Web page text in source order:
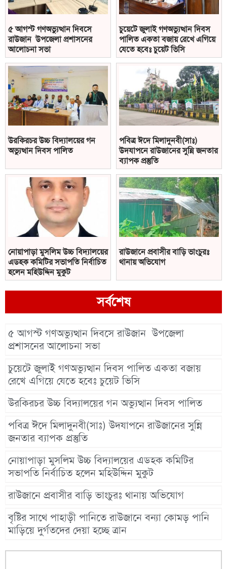
৫ আগস্ট গণঅভ্যুত্থান দিবসে
রাউজান উপজেলা প্রশাসনের
আলোচনা সভা
চুয়েটে জুলাই গণঅভ্যুত্থান দিবস
পালিত একতা বজায় রেখে এগিয়ে
যেতে হবেঃ চুয়েট ভিসি
উরকিরচর উচ্চ বিদ্যালয়ের গন
অভ্যুত্থান দিবস পালিত
পবিত্র ঈদে মিলাদুনবী(সাঃ)
উদযাপনে রাউজানের সুন্নি জনতার
ব্যাপক প্রস্তুতি
নোয়াপাড়া মুসলিম উচ্চ বিদ্যালয়ের
এডহক কমিটির সভাপতি নির্বাচিত
হলেন মহিউদ্দিন মুকুট
রাউজানে প্রবাসীর বাড়ি ভাংচুরঃ
থানায় অভিযোগ
সর্বশেষ
৫ আগস্ট গণঅভ্যুত্থান দিবসে রাউজান উপজেলা
প্রশাসনের আলোচনা সভা
চুয়েটে জুলাই গণঅভ্যুত্থান দিবস পালিত একতা বজায়
রেখে এগিয়ে যেতে হবেঃ চুয়েট ভিসি
উরকিরচর উচ্চ বিদ্যালয়ের গন অভ্যুত্থান দিবস পালিত
পবিত্র ঈদে মিলাদুনবী(সাঃ) উদযাপনে রাউজানের সুন্নি
জনতার ব্যাপক প্রস্তুতি
নোয়াপাড়া মুসলিম উচ্চ বিদ্যালয়ের এডহক কমিটির
সভাপতি নির্বাচিত হলেন মহিউদ্দিন মুকুট
রাউজানে প্রবাসীর বাড়ি ভাংচুরঃ থানায় অভিযোগ
বৃষ্টির সাথে পাহাড়ী পানিতে রাউজানে বন্যা কোমড় পানি
মাড়িয়ে দুর্গতদের দেয়া হচ্ছে ত্রান